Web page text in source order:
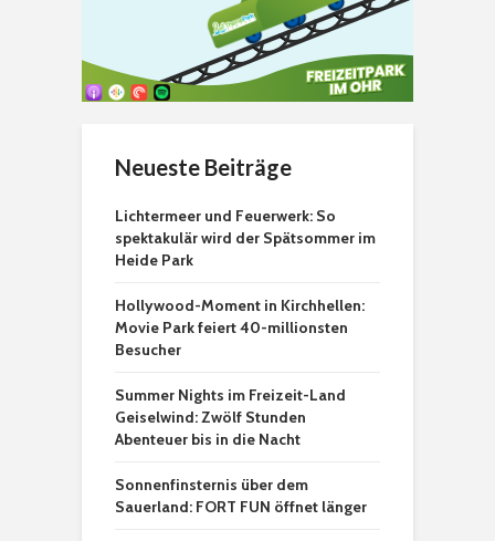
Neueste Beiträge
Lichtermeer und Feuerwerk: So
spektakulär wird der Spätsommer im
Heide Park
Hollywood-Moment in Kirchhellen:
Movie Park feiert 40-millionsten
Besucher
Summer Nights im Freizeit-Land
Geiselwind: Zwölf Stunden
Abenteuer bis in die Nacht
Sonnenfinsternis über dem
Sauerland: FORT FUN öffnet länger